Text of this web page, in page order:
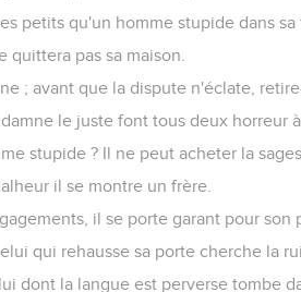
petits qu'un homme stupide dans
pas sa maison.
; avant que la dispute n'éclate,
le juste font tous deux horreur
stupide ? Il ne peut acheter la
il se montre un frère.
il se porte garant pour son
qui rehausse sa porte cherche la
dont la langue est perverse tombe